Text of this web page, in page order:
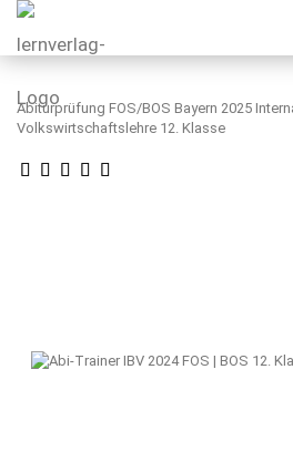
Abiturprüfung FOS/BOS Bayern 2025
Volkswirtschaftslehre 12. Klasse